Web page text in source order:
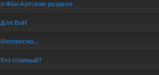
о Фан-Артском разделе
Для BuH
Интересно...
Кто главный?